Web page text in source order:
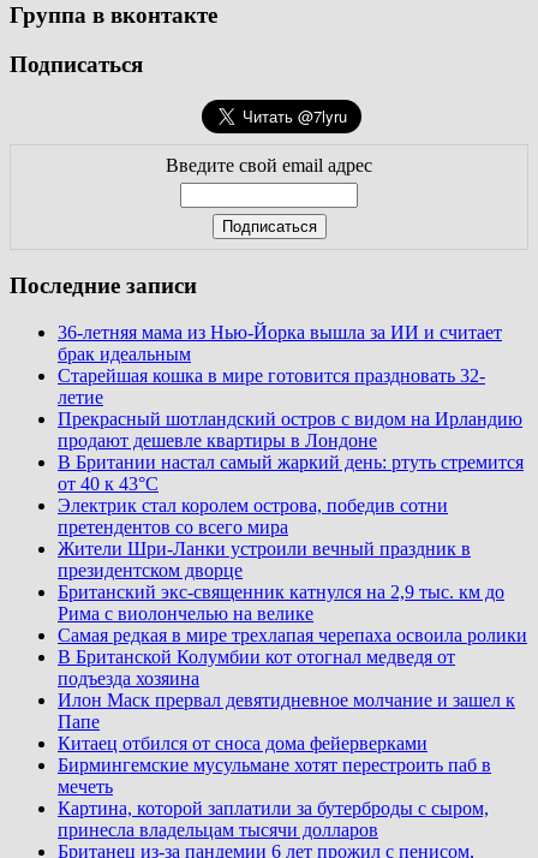
Группа в вконтакте
Подписаться
Введите свой email адрес
Последние записи
36-летняя мама из Нью-Йорка вышла за ИИ и считает
брак идеальным
Старейшая кошка в мире готовится праздновать 32-
летие
Прекрасный шотландский остров с видом на Ирландию
продают дешевле квартиры в Лондоне
В Британии настал самый жаркий день: ртуть стремится
от 40 к 43°C
Электрик стал королем острова, победив сотни
претендентов со всего мира
Жители Шри-Ланки устроили вечный праздник в
президентском дворце
Британский экс-священник катнулся на 2,9 тыс. км до
Рима с виолончелью на велике
Самая редкая в мире трехлапая черепаха освоила ролики
В Британской Колумбии кот отогнал медведя от
подъезда хозяина
Илон Маск прервал девятидневное молчание и зашел к
Папе
Китаец отбился от сноса дома фейерверками
Бирмингемские мусульмане хотят перестроить паб в
мечеть
Картина, которой заплатили за бутерброды с сыром,
принесла владельцам тысячи долларов
Британец из-за пандемии 6 лет прожил с пенисом,